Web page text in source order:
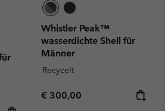
Whistler Peak™
wasserdichte Shell für
Männer
Recycelt
Regular price:
€ 300,00